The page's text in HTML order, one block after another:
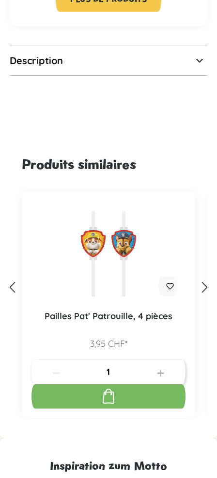
Description
Ignorer la galerie de produits
Produits similaires
Pailles Pat' Patrouille, 4 pièces
3,95 CHF*
Inspiration zum Motto